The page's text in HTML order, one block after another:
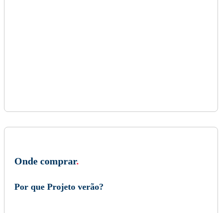
Onde comprar.
Por que Projeto verão?